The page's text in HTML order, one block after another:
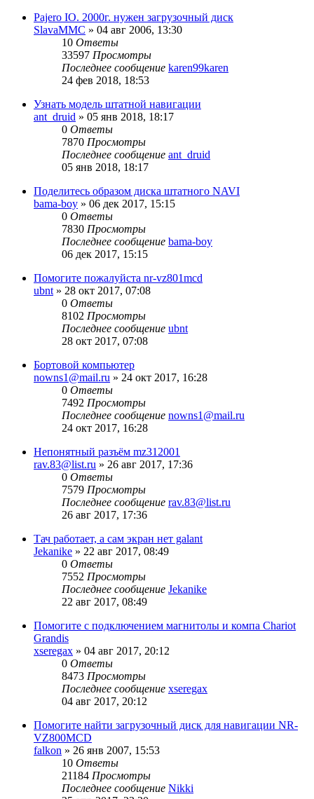
Pajero IO. 2000г. нужен загрузочный диск
SlavaMMC » 04 авг 2006, 13:30
10 Ответы
33597 Просмотры
Последнее сообщение karen99karen
24 фев 2018, 18:53
Узнать модель штатной навигации
ant_druid » 05 янв 2018, 18:17
0 Ответы
7870 Просмотры
Последнее сообщение ant_druid
05 янв 2018, 18:17
Поделитесь образом диска штатного NAVI
bama-boy » 06 дек 2017, 15:15
0 Ответы
7830 Просмотры
Последнее сообщение bama-boy
06 дек 2017, 15:15
Помогите пожалуйста nr-vz801mcd
ubnt » 28 окт 2017, 07:08
0 Ответы
8102 Просмотры
Последнее сообщение ubnt
28 окт 2017, 07:08
Бортовой компьютер
nowns1@mail.ru » 24 окт 2017, 16:28
0 Ответы
7492 Просмотры
Последнее сообщение nowns1@mail.ru
24 окт 2017, 16:28
Непонятный разъём mz312001
rav.83@list.ru » 26 авг 2017, 17:36
0 Ответы
7579 Просмотры
Последнее сообщение rav.83@list.ru
26 авг 2017, 17:36
Тач работает, а сам экран нет galant
Jekanike » 22 авг 2017, 08:49
0 Ответы
7552 Просмотры
Последнее сообщение Jekanike
22 авг 2017, 08:49
Помогите с подключением магнитолы и компа Chariot
Grandis
xseregax » 04 авг 2017, 20:12
0 Ответы
8473 Просмотры
Последнее сообщение xseregax
04 авг 2017, 20:12
Помогите найти загрузочный диск для навигации NR-
VZ800MCD
falkon » 26 янв 2007, 15:53
10 Ответы
21184 Просмотры
Последнее сообщение Nikki